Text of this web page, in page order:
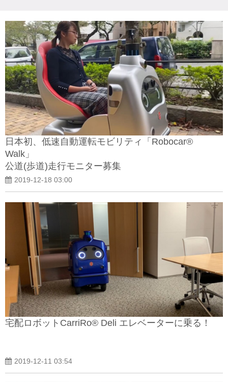
日本初、低速自動運転モビリティ「Robocar®
Walk」
公道(歩道)走行モニター募集
2019-12-18 03:00
宅配ロボットCarriRo® Deli エレベーターに乗る！
2019-12-11 03:54